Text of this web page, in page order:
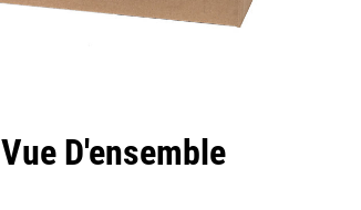
Vue D'ensemble